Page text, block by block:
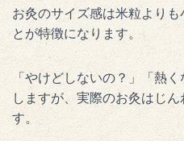
お灸のサイズ感は米粒より
とが特徴になります。
「やけどしないの？」「熱
しますが、実際のお灸はじ
す。